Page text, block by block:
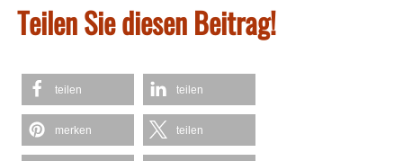
Teilen Sie diesen Beitrag!
teilen teilen
merken teilen